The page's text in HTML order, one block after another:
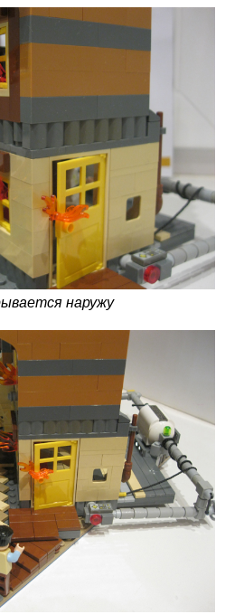
наружу